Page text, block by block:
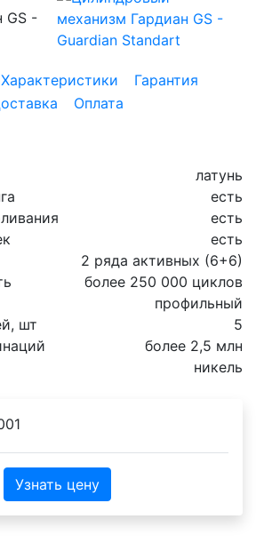
Характеристики
Гарантия
Оплата
латунь
есть
есть
есть
2 ряда активных (6+6)
более 250 000 циклов
профильный
шт
5
более 2,5 млн
никель
Узнать цену